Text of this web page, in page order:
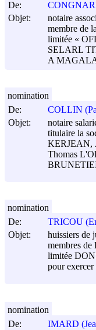
De:
Objet:
notaire
membre de
limitée «
SELARL
A
De:
COLLIN
Objet:
notaire
titulaire la
KERJEAN,
Thomas
nomination
De:
TRICOU
Objet:
huissiers de
membres de
limitée
pour
nomination
De:
IMARD
nomination